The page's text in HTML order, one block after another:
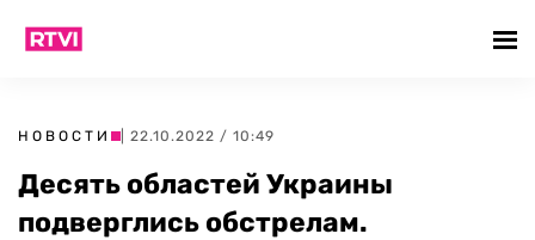
НОВОСТИ | 22.10.2022 / 10:49
Десять областей Украины
подверглись обстрелам.